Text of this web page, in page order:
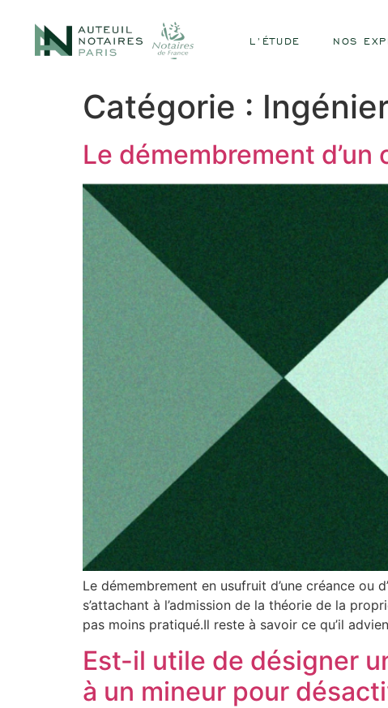
L’ÉTUDE NOS
Catégorie :
Le démembrement
Le démembrement en usufruit d’une créance
s’attachant à l’admission de la théorie de la
pas moins pratiqué.Il reste à savoir ce qu’il
Est-il utile de désigner
à un mineur pour